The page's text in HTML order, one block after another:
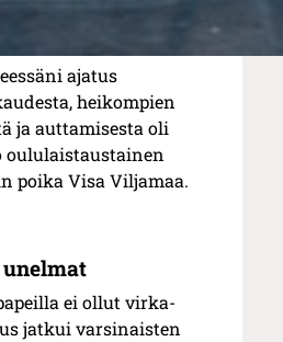
ajatus
heikompien
ja auttamisesta oli
oululaistaustainen
poika Visa Viljamaa.
ei ollut virka-
jatkui varsinaisten